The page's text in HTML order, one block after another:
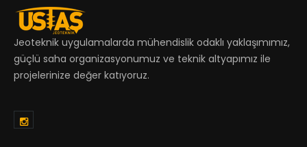
Jeoteknik uygulamalarda mühendislik odaklı yaklaşımımız,
güçlü saha organizasyonumuz ve teknik altyapımız ile
projelerinize değer katıyoruz.